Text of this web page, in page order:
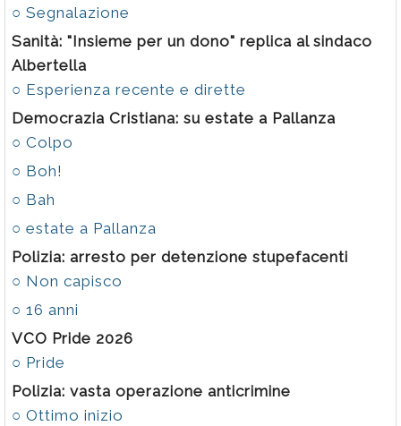
○ Segnalazione
Sanità: "Insieme per un dono" replica al sindaco
Albertella
○ Esperienza recente e dirette
Democrazia Cristiana: su estate a Pallanza
○ Colpo
○ Boh!
○ Bah
○ estate a Pallanza
Polizia: arresto per detenzione stupefacenti
○ Non capisco
○ 16 anni
VCO Pride 2026
○ Pride
Polizia: vasta operazione anticrimine
○ Ottimo inizio